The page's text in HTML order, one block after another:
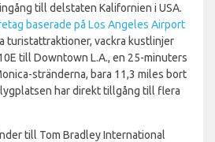
till delstaten Kalifornien i USA.
baserade på Los Angeles Airport
turistattraktioner, vackra kustlinjer
till Downtown L.A., en 25-minuters
stränderna, bara 11,3 miles bort
har direkt tillgång till flera
till Tom Bradley International